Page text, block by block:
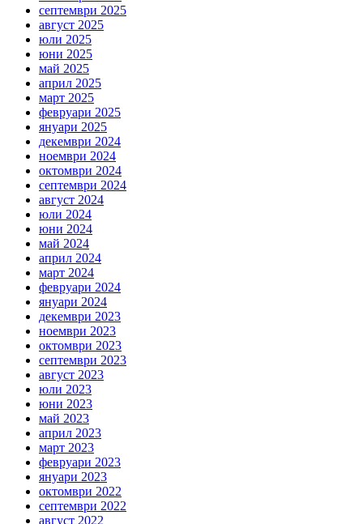
септември 2025
август 2025
юли 2025
юни 2025
май 2025
април 2025
март 2025
февруари 2025
януари 2025
декември 2024
ноември 2024
октомври 2024
септември 2024
август 2024
юли 2024
юни 2024
май 2024
април 2024
март 2024
февруари 2024
януари 2024
декември 2023
ноември 2023
октомври 2023
септември 2023
август 2023
юли 2023
юни 2023
май 2023
април 2023
март 2023
февруари 2023
януари 2023
октомври 2022
септември 2022
август 2022